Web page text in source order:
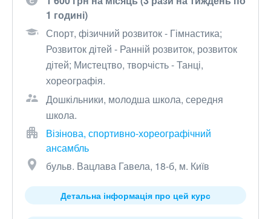
1 годині)
Спорт, фізичний розвиток - Гімнастика;
Розвиток дітей - Ранній розвиток, розвиток
дітей; Мистецтво, творчість - Танці,
хореографія.
Дошкільники, молодша школа, середня
школа.
Візінова, спортивно-хореографічний
ансамбль
бульв. Вацлава Гавела, 18-б, м. Київ
Детальна інформація про цей курс